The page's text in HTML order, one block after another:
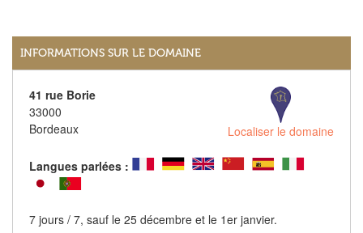
INFORMATIONS SUR LE DOMAINE
41 rue Borie
33000
Bordeaux
Localiser le domaine
Langues parlées :
7 jours / 7, sauf le 25 décembre et le 1er janvier.